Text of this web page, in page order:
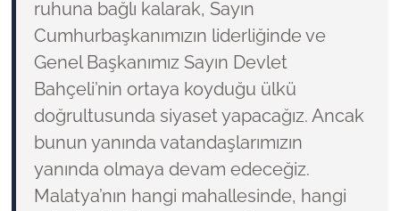
ruhuna bağlı kalarak, Sayın
Cumhurbaşkanımızın liderliğinde ve
Genel Başkanımız Sayın Devlet
Bahçeli’nin ortaya koyduğu ülkü
doğrultusunda siyaset yapacağız. Ancak
bunun yanında vatandaşlarımızın
yanında olmaya devam edeceğiz.
Malatya’nın hangi mahallesinde, hangi